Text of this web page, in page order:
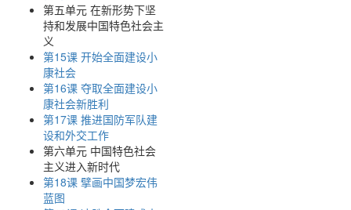
第五单元 在新形势下坚
持和发展中国特色社会主
义
第15课 开始全面建设小
康社会
第16课 夺取全面建设小
康社会新胜利
第17课 推进国防军队建
设和外交工作
第六单元 中国特色社会
主义进入新时代
第18课 擘画中国梦宏伟
蓝图